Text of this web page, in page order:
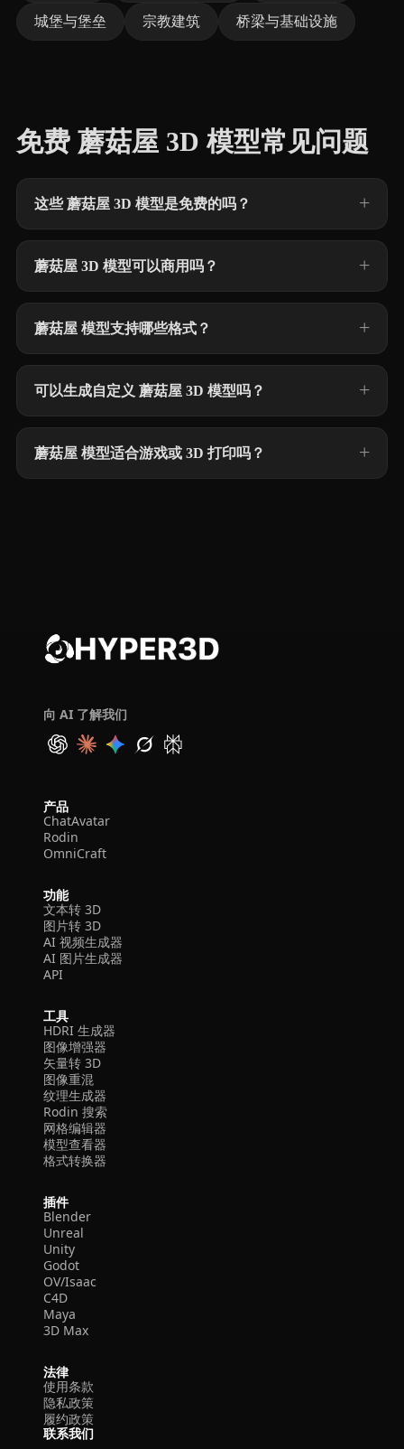
城堡与堡垒 宗教建筑 桥梁与基础设施
免费 蘑菇屋 3D 模型常见问题
这些 蘑菇屋 3D 模型是免费的吗？
蘑菇屋 3D 模型可以商用吗？
蘑菇屋 模型支持哪些格式？
可以生成自定义 蘑菇屋 3D 模型吗？
蘑菇屋 模型适合游戏或 3D 打印吗？
向 AI 了解我们
产品
ChatAvatar
Rodin
OmniCraft
功能
文本转 3D
图片转 3D
AI 视频生成器
AI 图片生成器
API
工具
HDRI 生成器
图像增强器
矢量转 3D
图像重混
纹理生成器
Rodin 搜索
网格编辑器
模型查看器
格式转换器
插件
Blender
Unreal
Unity
Godot
OV/Isaac
C4D
Maya
3D Max
法律
使用条款
隐私政策
履约政策
联系我们